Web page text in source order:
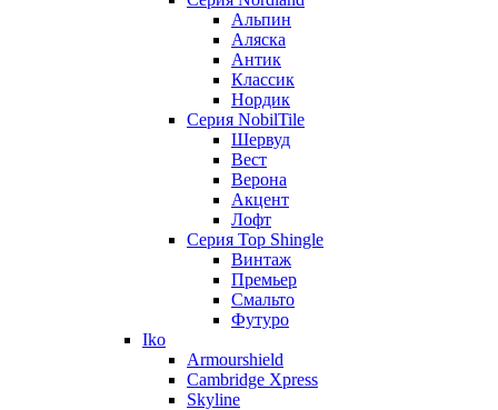
Альпин
Аляска
Антик
Классик
Нордик
Серия NobilTile
Шервуд
Вест
Верона
Акцент
Лофт
Серия Top Shingle
Винтаж
Премьер
Смальто
Футуро
Iko
Armourshield
Cambridge Xpress
Skyline